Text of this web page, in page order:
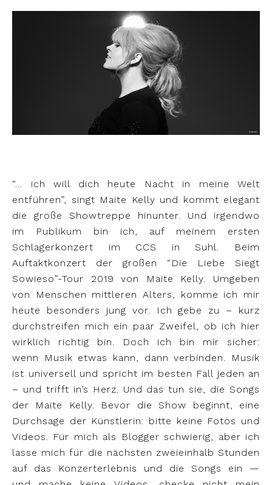
“… ich will dich heute Nacht in meine Welt
entführen”, singt Maite Kelly und kommt elegant
die große Showtreppe hinunter. Und irgendwo
im Publikum bin ich, auf meinem ersten
Schlagerkonzert im CCS in Suhl. Beim
Auftaktkonzert der großen “Die Liebe Siegt
Sowieso”-Tour 2019 von Maite Kelly. Umgeben
von Menschen mittleren Alters, komme ich mir
heute besonders jung vor. Ich gebe zu – kurz
durchstreifen mich ein paar Zweifel, ob ich hier
wirklich richtig bin. Doch ich bin mir sicher:
wenn Musik etwas kann, dann verbinden. Musik
ist universell und spricht im besten Fall jeden an
– und trifft in’s Herz. Und das tun sie, die Songs
der Maite Kelly. Bevor die Show beginnt, eine
Durchsage der Künstlerin: bitte keine Fotos und
Videos. Für mich als Blogger schwierig, aber ich
lasse mich für die nächsten zweieinhalb Stunden
auf das Konzerterlebnis und die Songs ein —